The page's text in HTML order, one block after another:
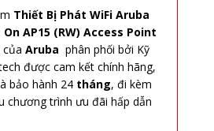
Thiết Bị Phát WiFi Aruba
AP15 (RW) Access Point
củaAruba phân phối bởi Kỹ
được cam kết chính hãng,
bảo hành 24 tháng, đi kèm
chương trình ưu đãi hấp dẫn